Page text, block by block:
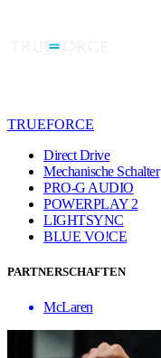
TRUEFORCE
Direct Drive
Mechanische Schalter
PRO-G AUDIO
POWERPLAY 2
LIGHTSYNC
BLUE VO!CE
PARTNERSCHAFTEN
McLaren